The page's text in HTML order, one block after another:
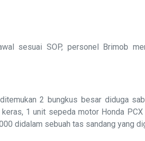
sesuai SOP, personel Brimob
2 bungkus besar diduga
1 unit sepeda motor Honda
didalam sebuah tas sandang yang